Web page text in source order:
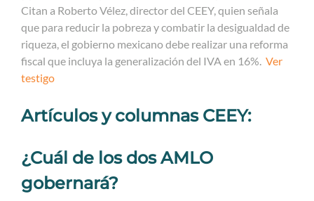
Citan a Roberto Vélez, director del CEEY, quien señala
que para reducir la pobreza y combatir la desigualdad de
riqueza, el gobierno mexicano debe realizar una reforma
fiscal que incluya la generalización del IVA en 16%. Ver
testigo
Artículos y columnas CEEY:
¿Cuál de los dos AMLO
gobernará?